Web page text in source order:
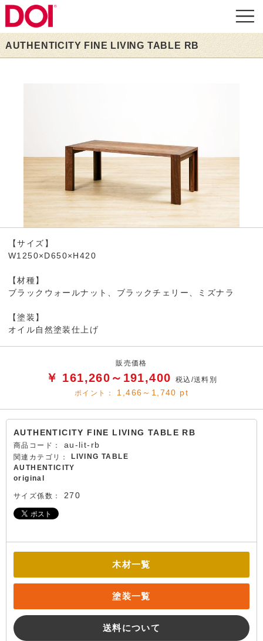
AUTHENTICITY FINE LIVING TABLE RB
【サイズ】
W1250×D650×H420
【材種】
ブラックウォールナット、ブラックチェリー、ミズナラ
【塗装】
オイル自然塗装仕上げ
販売価格
￥ 161,260～191,400
税込/送料別
ポイント：
1,466～1,740 pt
AUTHENTICITY FINE LIVING TABLE RB
商品コード： au-lit-rb
関連カテゴリ：
LIVING TABLE
AUTHENTICITY
original
サイズ係数： 270
木材一覧
塗装一覧
送料について